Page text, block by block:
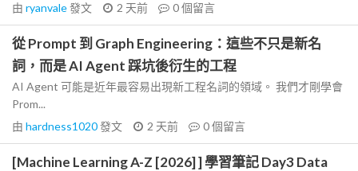
由 ryanvale發文 2 天前 0個留言
從 Prompt 到 Graph Engineering：這些不只是新名
詞，而是 AI Agent 踩坑後衍生的工程
AI Agent 可能是近年最容易出現新工程名詞的領域。 我們才剛學會
Prom...
由 hardness1020發文 2 天前 0個留言
[Machine Learning A-Z [2026] ] 學習筆記 Day3 Data